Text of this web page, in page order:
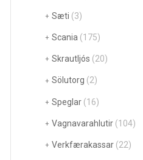
Sæti (3)
Scania (175)
Skrautljós (20)
Sölutorg (2)
Speglar (16)
Vagnavarahlutir (104)
Verkfærakassar (22)